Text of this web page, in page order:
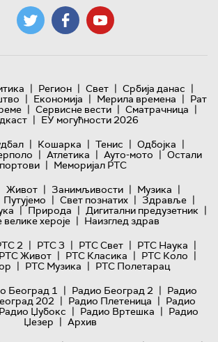
| Регион | Свет | Србија данас |
| Економија | Мерила времена | Рат
| Сервисне вести | Сматрачница |
| ЕУ могућности 2026
| Кошарка | Тенис | Одбојка |
| Атлетика | Ауто-мото | Остали
| Меморијал РТС
Живот | Занимљивости | Музика |
Путујемо | Свет познатих | Здравље |
| Природа | Дигитални предузетник |
велике хероје | Наизглед здрав
2 | РТС 3 | РТС Свет | РТС Наука |
РТС Живот | РТС Класика | РТС Коло |
| РТС Музика | РТС Полетарац
Београд 1 | Радио Београд 2 | Радио
202 | Радио Плетеница | Радио
Радио Џубокс | Радио Вртешка | Радио
Џезер | Архив